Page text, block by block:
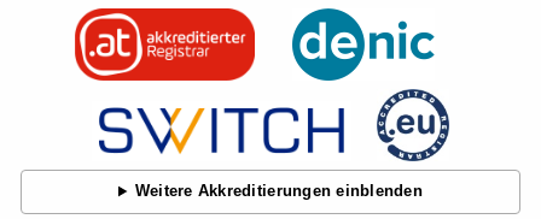
Weitere Akkreditierungen einblenden